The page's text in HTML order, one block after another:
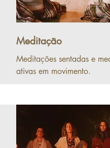
Meditação
Meditações sentadas e
ativas em movimento.